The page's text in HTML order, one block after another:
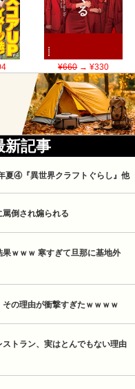
¥660→ ¥330
新記事
夏④『異世界クラフトぐらし』他
罵倒され煽られる
果ｗｗｗ 寒すぎて旦那に基地外
その理由が衝撃すぎたｗｗｗｗ
ストラン、実はとんでもない理由